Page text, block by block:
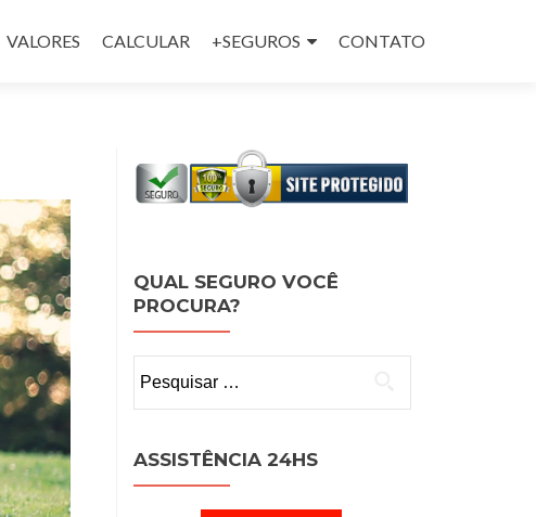
VALORES CALCULAR +SEGUROS CONTATO
QUAL SEGURO VOCÊ
PROCURA?
por:
ASSISTÊNCIA 24HS